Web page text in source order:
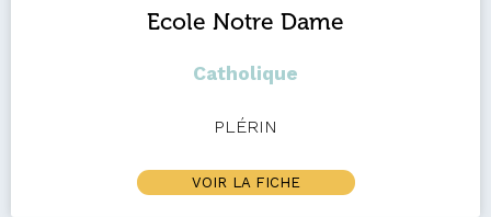
Ecole Notre Dame
Catholique
PLÉRIN
VOIR LA FICHE